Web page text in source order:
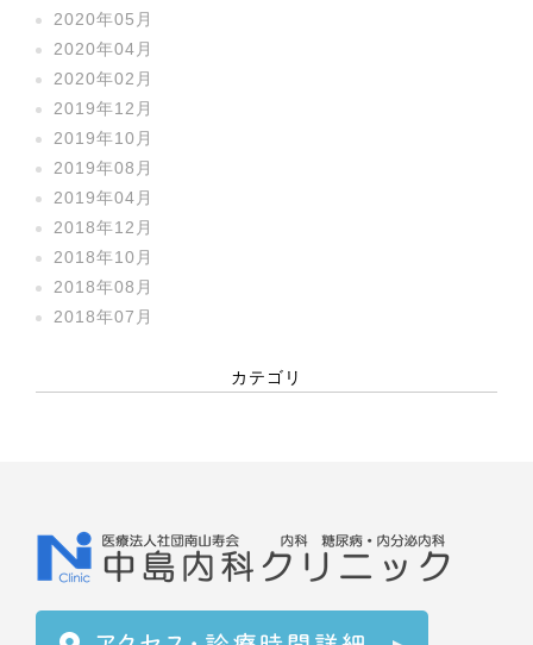
2020年05月
2020年04月
2020年02月
2019年12月
2019年10月
2019年08月
2019年04月
2018年12月
2018年10月
2018年08月
2018年07月
カテゴリ